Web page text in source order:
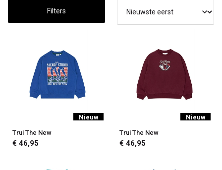
Kinderkleding
Filters
Nieuw
Trui The New
€ 46,95
Nieuw
Trui The New
€ 46,95